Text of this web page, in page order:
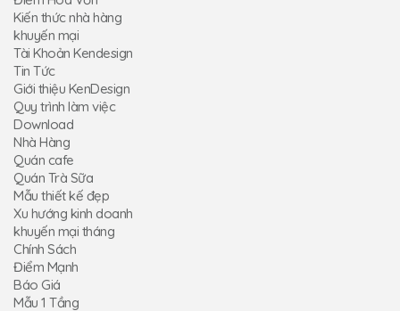
Kiến thức nhà hàng
khuyến mại
Tài Khoản Kendesign
Tin Tức
Giới thiệu KenDesign
Quy trình làm việc
Download
Nhà Hàng
Quán cafe
Quán Trà Sữa
Mẫu thiết kế đẹp
Xu hướng kinh doanh
khuyến mại tháng
Chính Sách
Điểm Mạnh
Báo Giá
Mẫu 1 Tầng